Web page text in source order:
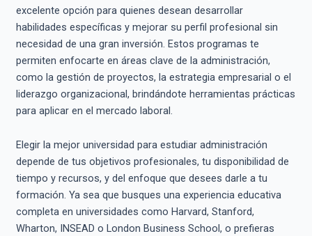
excelente opción para quienes desean desarrollar
habilidades específicas y mejorar su perfil profesional sin
necesidad de una gran inversión. Estos programas te
permiten enfocarte en áreas clave de la administración,
como la gestión de proyectos, la estrategia empresarial o el
liderazgo organizacional, brindándote herramientas prácticas
para aplicar en el mercado laboral.
Elegir la mejor universidad para estudiar administración
depende de tus objetivos profesionales, tu disponibilidad de
tiempo y recursos, y del enfoque que desees darle a tu
formación. Ya sea que busques una experiencia educativa
completa en universidades como Harvard, Stanford,
Wharton, INSEAD o London Business School, o prefieras